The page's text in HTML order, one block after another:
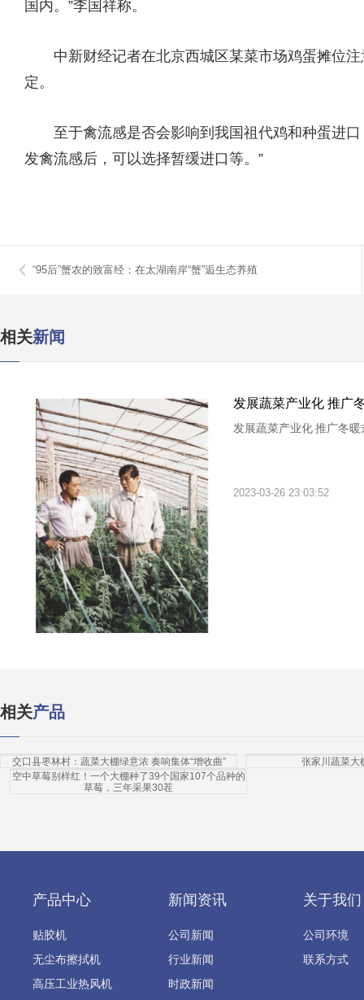
国内。”李国祥称。
中新财经记者在北京西城区某菜市场鸡蛋摊位注
定。
至于禽流感是否会影响到我国祖代鸡和种蛋进口
发禽流感后，可以选择暂缓进口等。”
“95后”蟹农的致富经：在太湖南岸“蟹”逅生态养殖
相关新闻
发展蔬菜产业化 推广
发展蔬菜产业化 推广冬
2023-03-26 23:03:52
相关产品
交口县枣林村：蔬菜大棚绿意浓 奏响集体“增收曲”
张家川蔬菜大
空中草莓别样红！一个大棚种了39个国家107个品种的
草莓，三年采果30茬
产品中心
贴胶机
无尘布擦拭机
高压工业热风机
新闻资讯
公司新闻
行业新闻
时政新闻
关于我们
公司环境
联系方式